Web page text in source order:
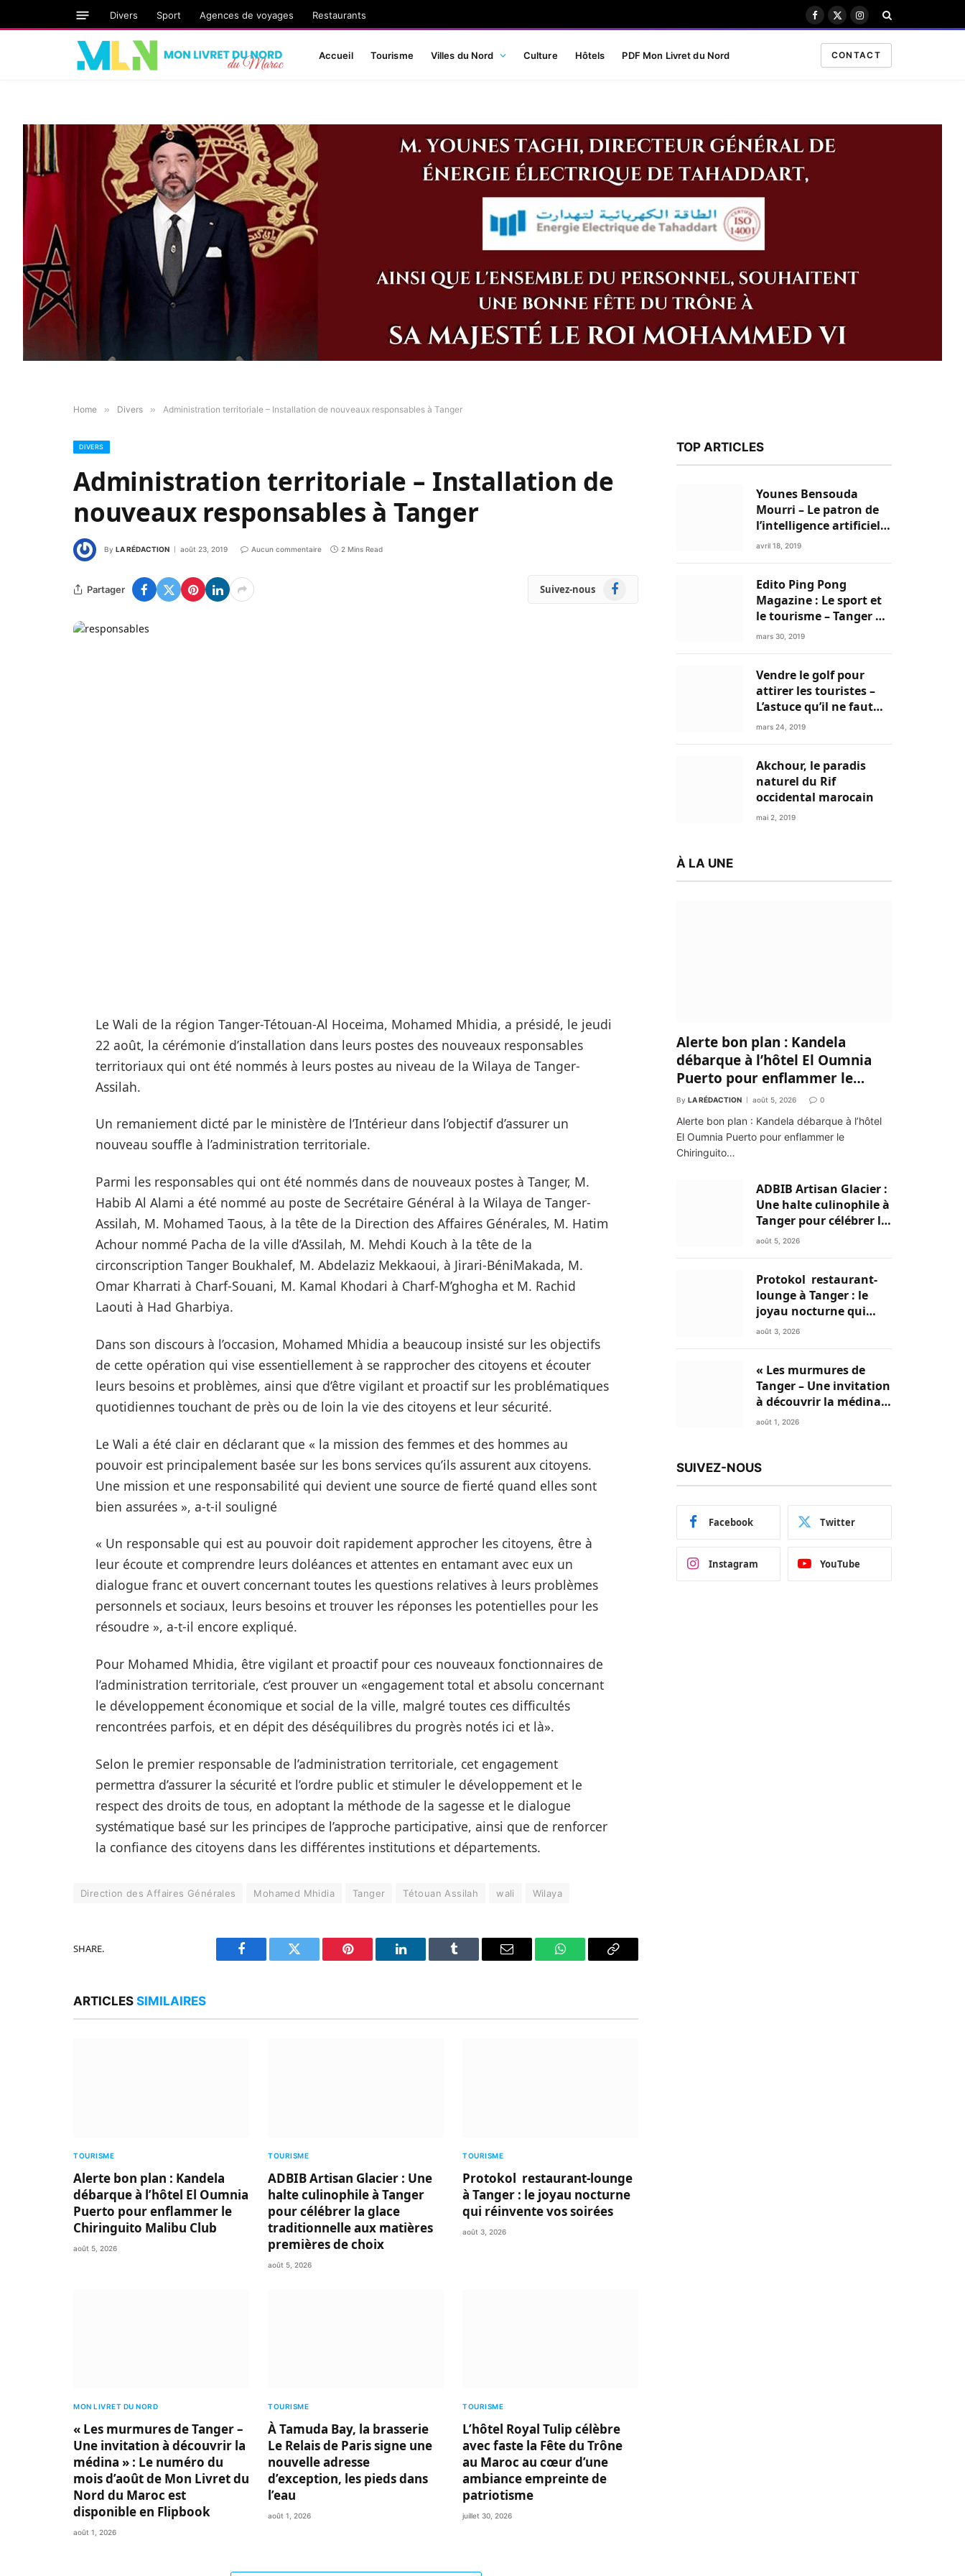
Divers Sport Agences de voyages Restaurants Facebook
X
Instagram
Accueil Tourisme Villes du Nord Culture Hôtels PDF Mon Livret du Nord CONTACT
Home » Divers » Administration territoriale – Installation de nouveaux responsables à Tanger
DIVERS
Administration territoriale – Installation de
nouveaux responsables à Tanger
By LA RÉDACTION août 23, 2019 Aucun commentaire 2 Mins Read
Partager Suivez-nous Facebook
Le Wali de la région Tanger-Tétouan-Al Hoceima, Mohamed Mhidia, a présidé, le jeudi
22 août, la cérémonie d’installation dans leurs postes des nouveaux responsables
territoriaux qui ont été nommés à leurs postes au niveau de la Wilaya de Tanger-
Assilah.
Un remaniement dicté par le ministère de l’Intérieur dans l’objectif d’assurer un
nouveau souffle à l’administration territoriale.
Parmi les responsables qui ont été nommés dans de nouveaux postes à Tanger, M.
Habib Al Alami a été nommé au poste de Secrétaire Général à la Wilaya de Tanger-
Assilah, M. Mohamed Taous, à la tête de la Direction des Affaires Générales, M. Hatim
Achour nommé Pacha de la ville d’Assilah, M. Mehdi Kouch à la tête de la
circonscription Tanger Boukhalef, M. Abdelaziz Mekkaoui, à Jirari-BéniMakada, M.
Omar Kharrati à Charf-Souani, M. Kamal Khodari à Charf-M’ghogha et M. Rachid
Laouti à Had Gharbiya.
Dans son discours à l’occasion, Mohamed Mhidia a beaucoup insisté sur les objectifs
de cette opération qui vise essentiellement à se rapprocher des citoyens et écouter
leurs besoins et problèmes, ainsi que d’être vigilant et proactif sur les problématiques
quotidiennes touchant de près ou de loin la vie des citoyens et leur sécurité.
Le Wali a été clair en déclarant que « la mission des femmes et des hommes au
pouvoir est principalement basée sur les bons services qu’ils assurent aux citoyens.
Une mission et une responsabilité qui devient une source de fierté quand elles sont
bien assurées », a-t-il souligné
« Un responsable qui est au pouvoir doit rapidement approcher les citoyens, être à
leur écoute et comprendre leurs doléances et attentes en entamant avec eux un
dialogue franc et ouvert concernant toutes les questions relatives à leurs problèmes
personnels et sociaux, leurs besoins et trouver les réponses les potentielles pour les
résoudre », a-t-il encore expliqué.
Pour Mohamed Mhidia, être vigilant et proactif pour ces nouveaux fonctionnaires de
l’administration territoriale, c’est prouver un «engagement total et absolu concernant
le développement économique et social de la ville, malgré toutes ces difficultés
rencontrées parfois, et en dépit des déséquilibres du progrès notés ici et là».
Selon le premier responsable de l’administration territoriale, cet engagement
permettra d’assurer la sécurité et l’ordre public et stimuler le développement et le
respect des droits de tous, en adoptant la méthode de la sagesse et le dialogue
systématique basé sur les principes de l’approche participative, ainsi que de renforcer
la confiance des citoyens dans les différentes institutions et départements.
Direction des Affaires Générales Mohamed Mhidia Tanger Tétouan Assilah wali Wilaya
SHARE.
Facebook Twitter Pinterest LinkedIn Tumblr Email WhatsAppCopy
ARTICLES SIMILAIRES
TOURISME
Alerte bon plan : Kandela
débarque à l’hôtel El Oumnia
Puerto pour enflammer le
Chiringuito Malibu Club
août 5, 2026
TOURISME
ADBIB Artisan Glacier : Une
halte culinophile à Tanger
pour célébrer la glace
traditionnelle aux matières
premières de choix
août 5, 2026
TOURISME
Protokol restaurant-lounge
à Tanger : le joyau nocturne
qui réinvente vos soirées
août 3, 2026
MON LIVRET DU NORD
« Les murmures de Tanger –
Une invitation à découvrir la
médina » : Le numéro du
mois d’août de Mon Livret du
Nord du Maroc est
disponible en Flipbook
août 1, 2026
TOURISME
À Tamuda Bay, la brasserie
Le Relais de Paris signe une
nouvelle adresse
d’exception, les pieds dans
l’eau
août 1, 2026
TOURISME
L’hôtel Royal Tulip célèbre
avec faste la Fête du Trône
au Maroc au cœur d’une
ambiance empreinte de
patriotisme
juillet 30, 2026
TOP ARTICLES
Younes Bensouda
Mourri – Le patron de
l’intelligence artificielle
est un Marocain
avril 18, 2019
Edito Ping Pong
Magazine : Le sport et
le tourisme – Tanger a
tout pour réussir!
mars 30, 2019
Vendre le golf pour
attirer les touristes –
L’astuce qu’il ne faut
plus négliger
mars 24, 2019
Akchour, le paradis
naturel du Rif
occidental marocain
mai 2, 2019
À LA UNE
Alerte bon plan : Kandela
débarque à l’hôtel El Oumnia
Puerto pour enflammer le
Chiringuito Malibu Club
By LA RÉDACTION août 5, 2026 0
Alerte bon plan : Kandela débarque à l’hôtel
El Oumnia Puerto pour enflammer le
Chiringuito…
ADBIB Artisan Glacier :
Une halte culinophile à
Tanger pour célébrer la
glace traditionnelle
août 5, 2026
Protokol restaurant-
lounge à Tanger : le
joyau nocturne qui
réinvente vos soirées
août 3, 2026
« Les murmures de
Tanger – Une invitation
à découvrir la médina »
: Le numéro du mois
disponible en Flipbook
août 1, 2026
SUIVEZ-NOUS
Facebook Twitter
Instagram YouTube